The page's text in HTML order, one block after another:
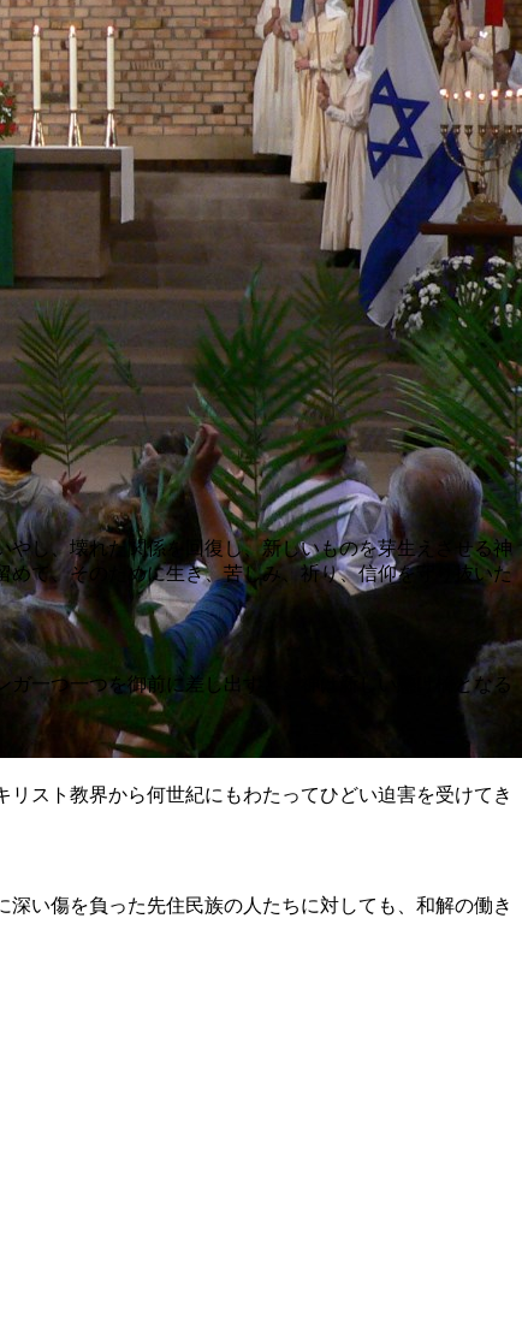
し、壊れた関係を回復し、新しいものを芽生えさせる神
て、そのために生き、苦しみ、祈り、信仰を守り抜いた
一つ一つを御前に差し出すと、神は新しい懸け橋となる
スト教界から何世紀にもわたってひどい迫害を受けてき
い傷を負った先住民族の人たちに対しても、和解の働き